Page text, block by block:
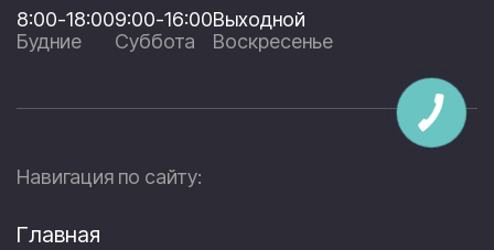
8:00-18:00
Будние
9:00-16:00
Суббота
Выходной
Воскресенье
Навигация по сайту:
Главная